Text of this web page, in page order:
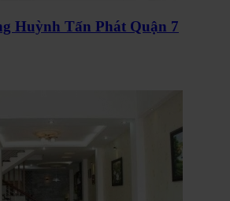
Huỳnh Tấn Phát Quận 7